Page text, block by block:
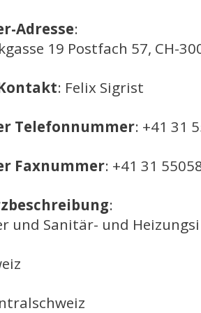
Adresse:
19 Postfach 57, CH-
: Felix Sigrist
Telefonnummer: +41 31
Faxnummer: +41 31
:
und Sanitär- und